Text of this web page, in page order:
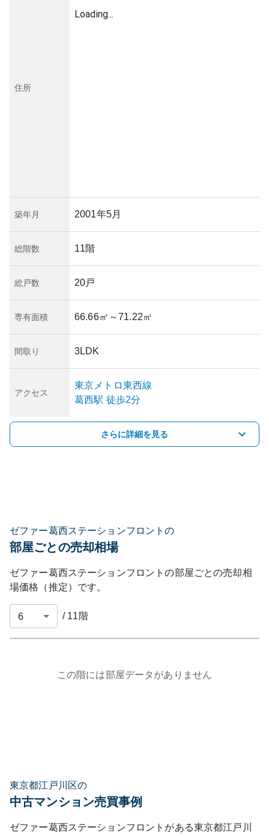
住所
Loading...
築年月 2001年5月
総階数 11階
総戸数 20戸
専有面積 66.66㎡ ～71.22㎡
間取り 3LDK
アクセス
東京メトロ東西線
葛西駅 徒歩2分
さらに詳細を見る
ゼファー葛西ステーションフロントの
部屋ごとの売却相場
ゼファー葛西ステーションフロントの部屋ごとの売却相
場価格（推定）です。
/ 11 階
この階には部屋データがありません
東京都江戸川区の
中古マンション売買事例
ゼファー葛西ステーションフロント がある東京都江戸川